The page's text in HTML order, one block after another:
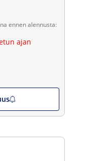
ennen alennusta:
ajan